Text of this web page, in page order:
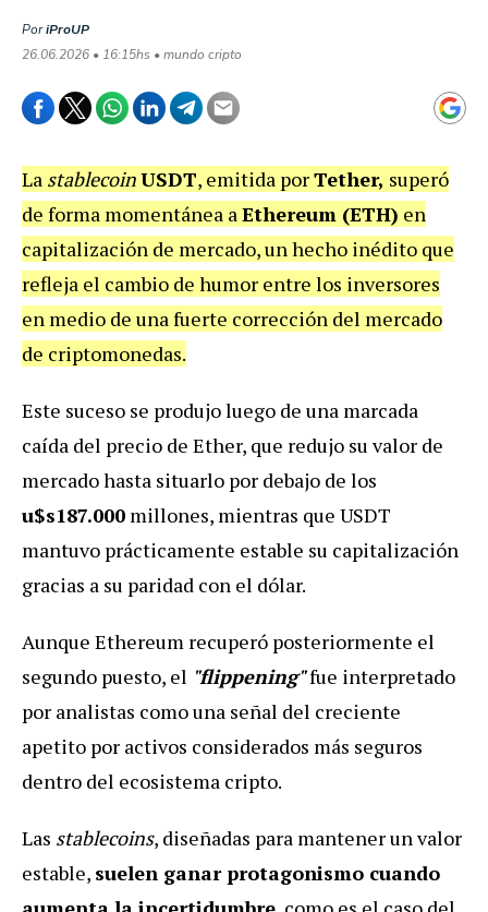
PoriProUP
26.06.2026 • 16:15hs • mundo cripto
La stablecoinUSDT, emitida porTether, superó
de forma momentánea aEthereum (ETH) en
capitalización de mercado, un hecho inédito que
refleja el cambio de humor entre los inversores
en medio de una fuerte corrección del mercado
de criptomonedas.
Este suceso se produjo luego de una marcada
caída del precio de Ether, que redujo su valor de
mercado hasta situarlo por debajo de los
u$s187.000 millones, mientras que USDT
mantuvo prácticamente estable su capitalización
gracias a su paridad con el dólar.
Aunque Ethereum recuperó posteriormente el
segundo puesto, el "flippening"fue interpretado
por analistas como una señal del creciente
apetito por activos considerados más seguros
dentro del ecosistema cripto.
Las stablecoins, diseñadas para mantener un valor
estable, suelen ganar protagonismo cuando